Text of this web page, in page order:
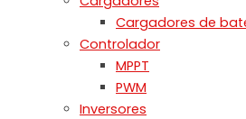
Cargadores de
Controlador
MPPT
PWM
Inversores